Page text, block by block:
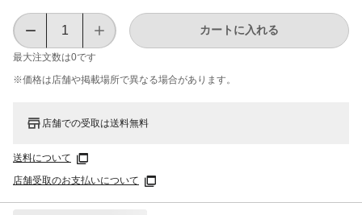
最大注文数は0です
カートに入れる
※価格は​店舗や​掲載場所で​異なる​場合が​あります。
店舗での受取は送料無料
送料について
店舗受取のお支払いについて